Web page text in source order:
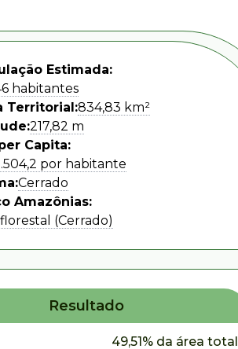
Estimada:
habitantes
Territorial:834,83 km²
217,82 m
Capita:
por habitante
Cerrado
Amazônias:
(Cerrado)
Resultado
49,51% da área total